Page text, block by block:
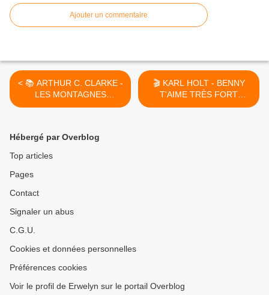
Ajouter un commentaire
< 📚 ARTHUR C. CLARKE -
LES MONTAGNES
HALLUCINOGÈNES (AT
🎬 KARL HOLT - BENNY
T'AIME TRÈS FORT
(BENNY LOVES YOU,
Hébergé par Overblog
Top articles
Pages
Contact
Signaler un abus
C.G.U.
Cookies et données personnelles
Préférences cookies
Voir le profil de Erwelyn sur le portail Overblog